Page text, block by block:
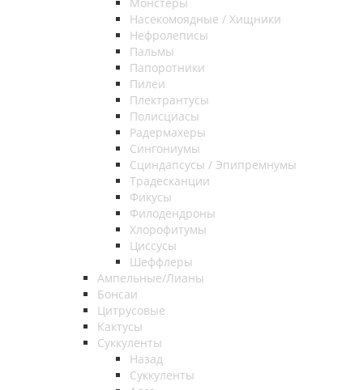
Насекомоядные / Хищники
Нефролеписы
Пальмы
Папоротники
Пилеи
Плектрантусы
Полисциасы
Радермахеры
Сингониумы
Сциндапсусы / Эпипремнумы
Традесканции
Фикусы
Филодендроны
Хлорофитумы
Циссусы
Шеффлеры
Ампельные/Лианы
Бонсаи
Цитрусовые
Кактусы
Суккуленты
Назад
Суккуленты